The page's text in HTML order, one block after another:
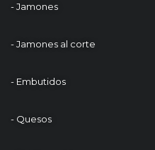
- Jamones
- Jamones al corte
- Embutidos
- Quesos